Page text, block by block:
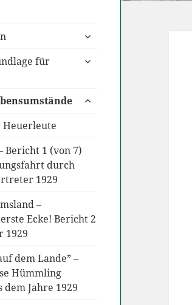
untermenü
für
untermenü
untermenü
Heuerleute
Bericht 1 (von 7)
durch
1929
–
Ecke! Bericht 2
1929
dem Lande” –
Hümmling
dem Jahre 1929